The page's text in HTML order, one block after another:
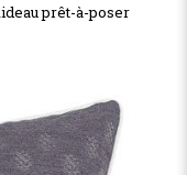
prêt-à-poser